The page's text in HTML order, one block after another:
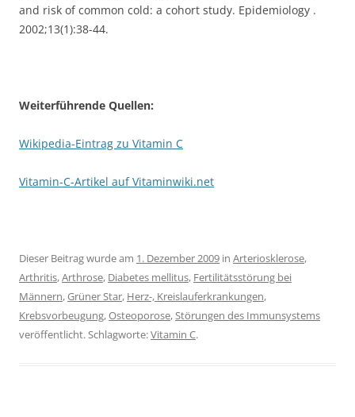
and risk of common cold: a cohort study. Epidemiology .
2002;13(1):38-44.
Weiterführende Quellen:
Wikipedia-Eintrag zu Vitamin C
Vitamin-C-Artikel auf Vitaminwiki.net
Dieser Beitrag wurde am 1. Dezember 2009 in Arteriosklerose,
Arthritis,Arthrose, Diabetes mellitus, Fertilitätsstörung bei
Männern,Grüner Star, Herz-, Kreislauferkrankungen,
Krebsvorbeugung,Osteoporose,Störungen des Immunsystems
veröffentlicht. Schlagworte:Vitamin C.